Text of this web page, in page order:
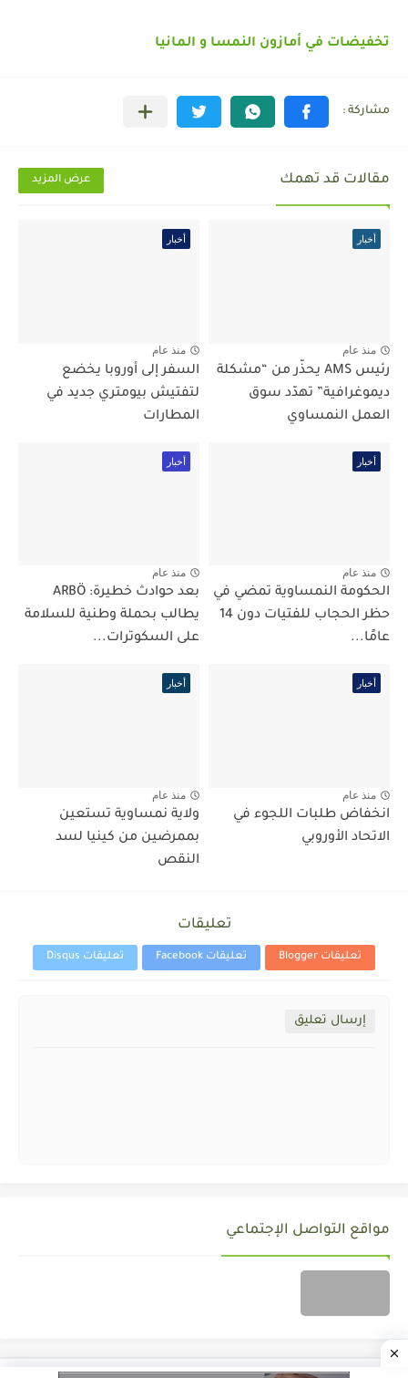
تخفيضات في أمازون النمسا و المانيا
مقالات قد تهمك عرض المزيد
أخبار
منذ عام
رئيس AMS يحذّر من “مشكلة
ديموغرافية” تهدّد سوق
العمل النمساوي
أخبار
منذ عام
السفر إلى أوروبا يخضع
لتفتيش بيومتري جديد في
المطارات
أخبار
منذ عام
الحكومة النمساوية تمضي في
حظر الحجاب للفتيات دون 14
عامًا...
أخبار
منذ عام
بعد حوادث خطيرة: ARBÖ
يطالب بحملة وطنية للسلامة
على السكوترات...
أخبار
منذ عام
انخفاض طلبات اللجوء في
الاتحاد الأوروبي
أخبار
منذ عام
ولاية نمساوية تستعين
بممرضين من كينيا لسد
النقص
تعليقات
تعليقات Blogger تعليقات Facebook تعليقات Disqus
إرسال تعليق
مواقع التواصل الإجتماعي